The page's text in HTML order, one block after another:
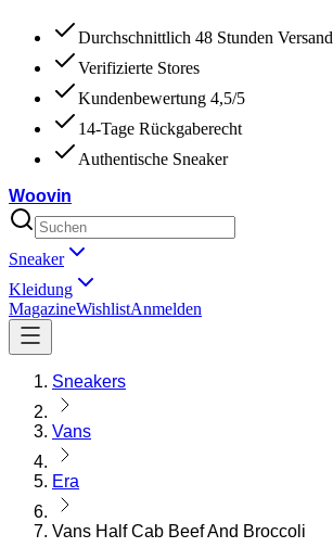
Durchschnittlich 48 Stunden Versand
Verifizierte Stores
Kundenbewertung 4,5/5
14-Tage Rückgaberecht
Authentische Sneaker
Woovin
Sneaker
Kleidung
MagazineWishlistAnmelden
Sneakers
Vans
Era
Vans Half Cab Beef And Broccoli